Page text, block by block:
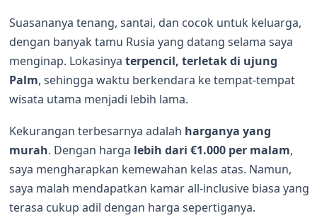
Suasananya tenang, santai, dan cocok untuk keluarga,
dengan banyak tamu Rusia yang datang selama saya
menginap. Lokasinyaterpencil, terletak di ujung
Palm, sehingga waktu berkendara ke tempat-tempat
wisata utama menjadi lebih lama.
Kekurangan terbesarnya adalah harganya yang
murah. Dengan harga lebih dari €1.000 per malam,
saya mengharapkan kemewahan kelas atas. Namun,
saya malah mendapatkan kamar all-inclusive biasa yang
terasa cukup adil dengan harga sepertiganya.